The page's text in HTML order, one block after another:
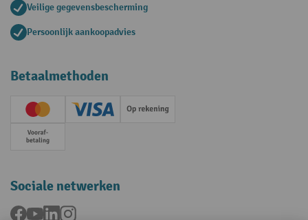
Veilige gegevensbescherming
Persoonlijk aankoopadvies
Betaalmethoden
Creditcard (Master)Creditcard (Visa)Op rekening
Vooruitbetaling
Sociale netwerken
Facebook
YouTubeLinkedInInstagram